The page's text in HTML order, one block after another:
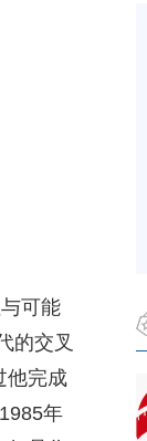
可能
的交叉
他完成
年